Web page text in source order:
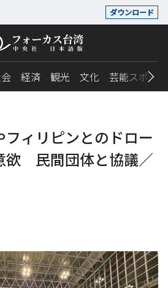
ダウンロード
経済 観光 文化 芸能スポーツ
ィリピンとのドロー
欲 民間団体と協議／